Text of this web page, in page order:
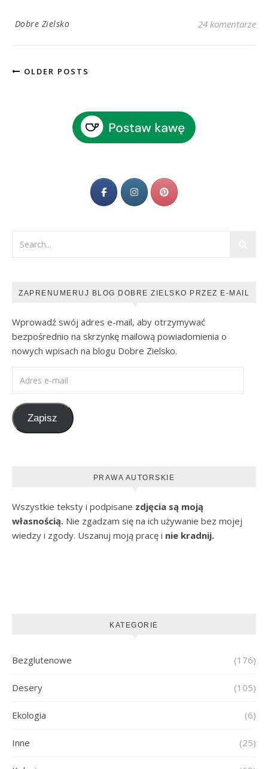
Dobre Zielsko 24 komentarze
OLDER POSTS
ZAPRENUMERUJ BLOG DOBRE ZIELSKO PRZEZ E-MAIL
Wprowadź swój adres e-mail, aby otrzymywać
bezpośrednio na skrzynkę mailową powiadomienia o
nowych wpisach na blogu Dobre Zielsko.
Zapisz
PRAWA AUTORSKIE
Wszystkie teksty i podpisane zdjęcia są moją
własnością. Nie zgadzam się na ich używanie bez mojej
wiedzy i zgody. Uszanuj moją pracę i nie kradnij.
KATEGORIE
Bezglutenowe (176)
Desery (105)
Ekologia (6)
Inne (25)